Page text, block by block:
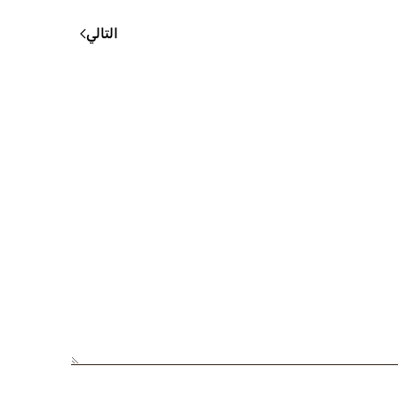
التالي